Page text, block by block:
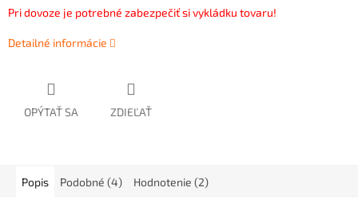
Pri dovoze je potrebné zabezpečiť si vykládku tovaru!
Detailné informácie
OPÝTAŤ SA ZDIEĽAŤ
Popis Podobné (4) Hodnotenie (2)